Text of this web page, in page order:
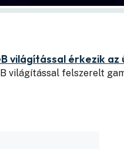
világítással érkezik az
világítással felszerelt